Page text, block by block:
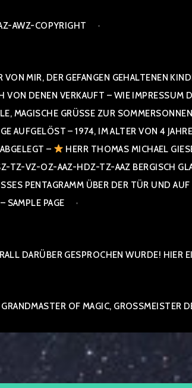
AWZ-COPYRIGHT
MIR, DER GEFANGEN GEHALTENEN
DENEN VERKAUFT – WIE IMPRESSUM
MAGISCHE GRÜSSE ZUR
– 1974, IM ALTER VON 4 JAHREN,
–
HERR THOMAS MICHAEL
VZ-OZ-AAZ-HDZ-TZ-AAZ BERGISCH
PENTAGRAMM ÜBER DER TÜR UND AUF
– SAMPLE PAGE
DARÜBER GESPROCHEN WURDE! HIER
OF MAGIC, GROSSMEISTER